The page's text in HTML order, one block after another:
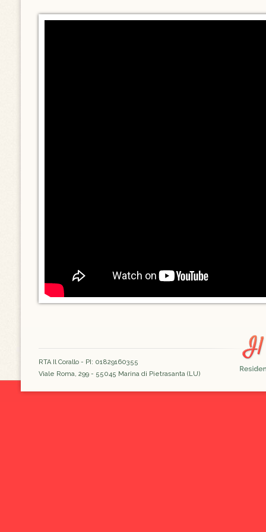
RTA Il Corallo - PI: 01829160355
Viale Roma, 299 - 55045 Marina di Pietrasanta (LU)